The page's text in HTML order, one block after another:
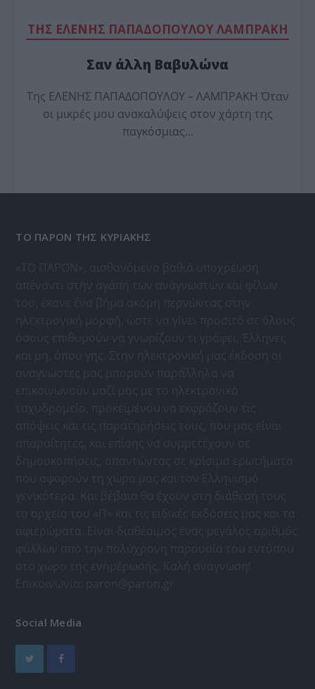
TΗΣ ΕΛΕΝΗΣ ΠΑΠΑΔΟΠΟΥΛΟΥ ΛΑΜΠΡΑΚΗ
Σαν άλλη Βαβυλώνα
Της ΕΛΕΝΗΣ ΠΑΠΑΔΟΠΟΥΛΟΥ – ΛΑΜΠΡΑΚΗ Όταν
οι μικρές μου ανακαλύψεις στον χάρτη της
παγκόσμιας…
ΤΟ ΠΑΡΟΝ ΤΗΣ ΚΥΡΙΑΚΗΣ
Social Media